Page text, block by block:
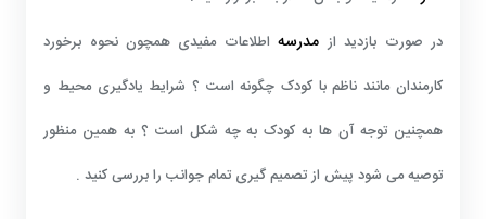
در صورت بازدید از مدرسه اطلاعات مفیدی همچون نحوه برخورد
کارمندان مانند ناظم با کودک چگونه است ؟ شرایط یادگیری محیط و
همچنین توجه آن ها به کودک به چه شکل است ؟ به همین منظور
توصیه می شود پیش از تصمیم گیری تمام جوانب را بررسی کنید .